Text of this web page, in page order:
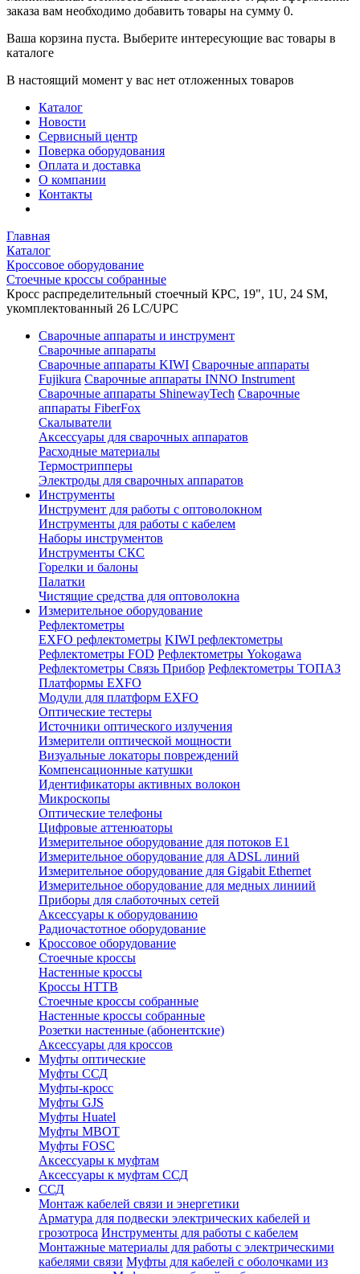
заказа вам необходимо добавить товары на сумму 0.
Ваша корзина пуста. Выберите интересующие вас товары в
каталоге
В настоящий момент у вас нет отложенных товаров
Каталог
Новости
Сервисный центр
Поверка оборудования
Оплата и доставка
О компании
Контакты
Главная
Каталог
Кроссовое оборудование
Стоечные кроссы собранные
Кросс распределительный стоечный КРС, 19", 1U, 24 SM,
укомплектованный 26 LC/UPC
Сварочные аппараты и инструмент
Сварочные аппараты
Сварочные аппараты KIWI Сварочные аппараты
Fujikura Сварочные аппараты INNO Instrument
Сварочные аппараты ShinewayTech Cварочные
аппараты FiberFox
Скалыватели
Аксессуары для сварочных аппаратов
Расходные материалы
Термострипперы
Электроды для сварочных аппаратов
Инструменты
Инструмент для работы с оптоволокном
Инструменты для работы с кабелем
Наборы инструментов
Инструменты СКС
Горелки и балоны
Палатки
Чистящие средства для оптоволокна
Измерительное оборудование
Рефлектометры
EXFO рефлектометры KIWI рефлектометры
Рефлектометры FOD Рефлектометры Yokogawa
Рефлектометры Связь Прибор Рефлектометры ТОПАЗ
Платформы EXFO
Модули для платформ EXFO
Оптические тестеры
Источники оптического излучения
Измерители оптической мощности
Визуальные локаторы повреждений
Компенсационные катушки
Идентификаторы активных волокон
Микроскопы
Оптические телефоны
Цифровые аттенюаторы
Измерительное оборудование для потоков Е1
Измерительное оборудование для ADSL линий
Измерительное оборудование для Gigabit Ethernet
Измерительное оборудование для медных линиий
Приборы для слаботочных сетей
Аксессуары к оборудованию
Радиочастотное оборудование
Кроссовое оборудование
Стоечные кроссы
Настенные кроссы
Кроссы HTTB
Стоечные кроссы собранные
Настенные кроссы собранные
Розетки настенные (абонентские)
Аксессуары для кроссов
Муфты оптические
Муфты ССД
Муфты-кросс
Муфты GJS
Муфты Huatel
Муфты МВОТ
Муфты FOSC
Аксессуары к муфтам
Аксессуары к муфтам ССД
ССД
Монтаж кабелей связи и энергетики
Арматура для подвески электрических кабелей и
грозотроса Инструменты для работы с кабелем
Монтажные материалы для работы с электрическими
кабелями связи Муфты для кабелей с оболочками из